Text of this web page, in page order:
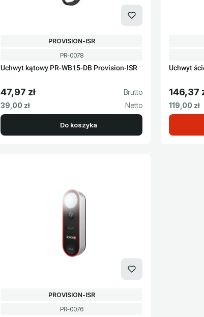
Kod produktu
PR-0078
Uchwyt kątowy PR-WB15-DB Provision-ISR
PRODUCENT
PROVISION-ISR
Cena brutto
47,97 zł
Cena netto
39,00 zł
Do koszyka
Uchwyt
Cena
146,37
Cena netto
119,00 zł
Kod produktu
PR-0076
PRODUCENT
PROVISION-ISR